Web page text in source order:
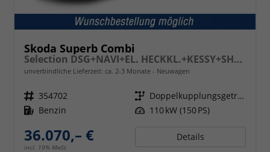
Skoda Superb Combi
Selection DSG+NAVI+EL. HECKKL.+KESSY+SHZ V+H
unverbindliche Lieferzeit: ca. 2-3 Monate Neuwagen
Fahrzeugnr. 354702 Getriebe
Doppelkupplungsgetriebe (DSG)
Kraftstoff Benzin Leistung 110 kW (150 PS)
36.070,– €
incl. 19% MwSt.
Details